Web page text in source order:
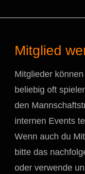
Mitglied
Mitglieder
beliebig oft
den
internen Events
Wenn auch du
bitte das
oder verwende